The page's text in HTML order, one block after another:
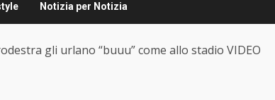
Notizia per Notizia
gli urlano “buuu” come allo stadio VIDEO